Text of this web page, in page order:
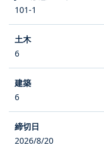
101-1
6
6
2026/8/20